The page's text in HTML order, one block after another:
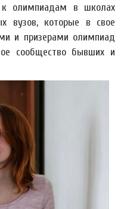
к олимпиадам в школах
вузов, которые в свое
и призерами олимпиад
сообщество бывших и